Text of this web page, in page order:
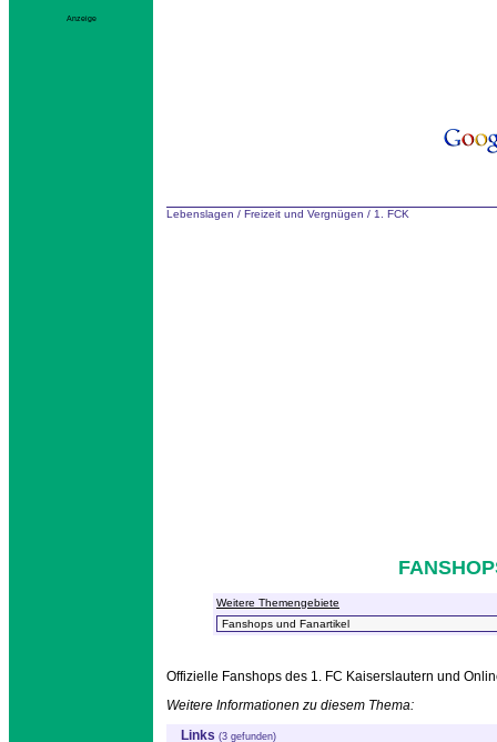
Anzeige
Lebenslagen / Freizeit und Vergnügen / 1. FCK
Weitere Themengebiete
Offizielle Fanshops des 1. FC Kaiserslautern und
Weitere Informationen zu diesem Thema:
Links (3 gefunden)